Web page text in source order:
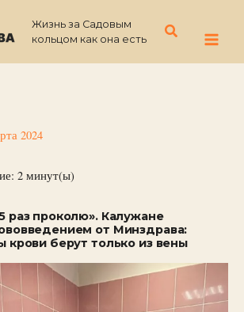
Жизнь за Садовым
кольцом как она есть
Поиск
2024
2 минут(ы)
раз проколю». Калужане
от Минздрава:
крови берут только из вены